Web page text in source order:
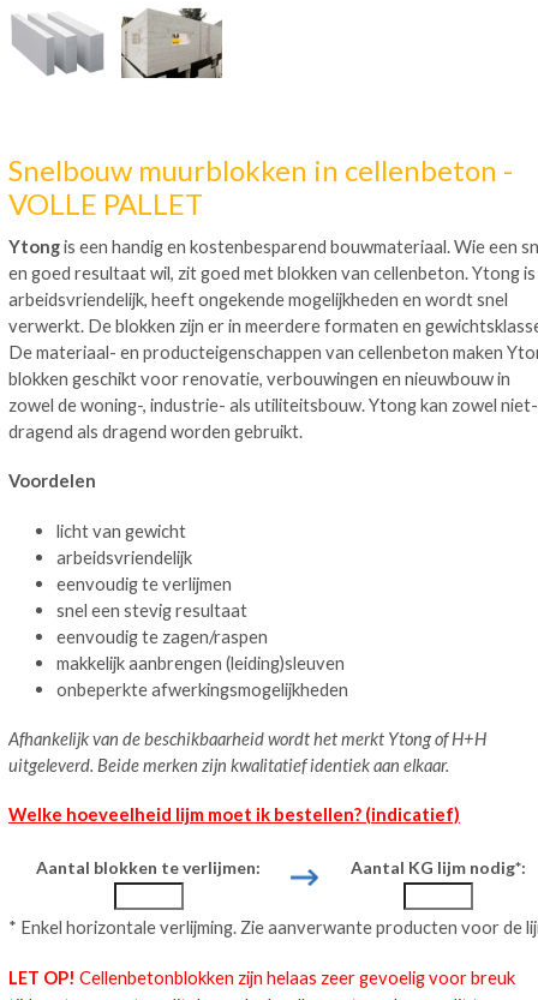
Snelbouw muurblokken in cellenbeton -
VOLLE PALLET
Ytongis een handig en kostenbesparend bouwmateriaal. Wie een
en goed resultaat wil, zit goed met blokken van cellenbeton. Ytong is
arbeidsvriendelijk, heeft ongekende mogelijkheden en wordt snel
verwerkt. De blokken zijn er in meerdere formaten en
De materiaal- en producteigenschappen van cellenbeton maken
blokken geschikt voor renovatie, verbouwingen en nieuwbouw in
zowel de woning-, industrie- als utiliteitsbouw. Ytong kan zowel niet-
dragend als dragend worden gebruikt.
Voordelen
licht van gewicht
arbeidsvriendelijk
eenvoudig te verlijmen
snel een stevig resultaat
eenvoudig te zagen/raspen
makkelijk aanbrengen (leiding)sleuven
onbeperkte afwerkingsmogelijkheden
Afhankelijk van de beschikbaarheid wordt het merkt Ytong of H+H
uitgeleverd. Beide merken zijn kwalitatief identiek aan elkaar.
Welke hoeveelheid lijm moet ik bestellen? (indicatief)
Aantal blokken te verlijmen: Aantal KG lijm nodig*:
* Enkel horizontale verlijming. Zieaanverwante producten voor de
LET OP! Cellenbetonblokken zijn helaas zeer gevoelig voor breuk